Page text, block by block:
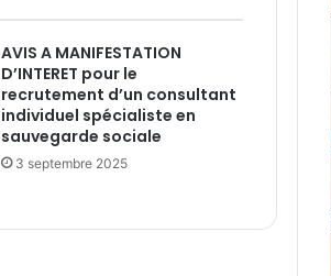
AVIS A MANIFESTATION
D’INTERET pour le
recrutement d’un consultant
individuel spécialiste en
sauvegarde sociale
3 septembre 2025